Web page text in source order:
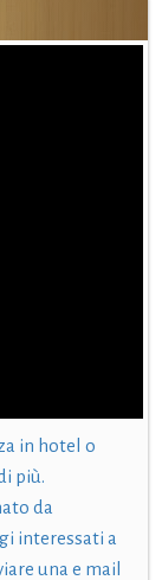
in hotel o
più.
da
interessati a
una e mail